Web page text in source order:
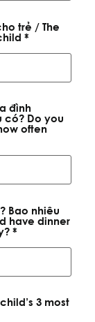
trẻ / The
*
đình
có? Do you
often
Bao nhiêu
have dinner
*
3 most